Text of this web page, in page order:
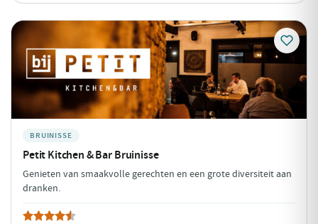
BRUINISSE
Petit Kitchen & Bar Bruinisse
Genieten van smaakvolle gerechten en een grote diversiteit aan
dranken.